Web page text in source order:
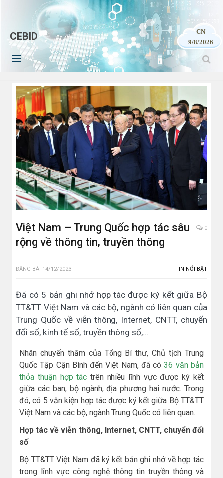
CEBID
CN
9/8/2026
Việt Nam – Trung Quốc hợp tác sâu
rộng về thông tin, truyền thông
0
ĐĂNG BÀI 14/12/2023 TIN NỔI BẬT
Đã có 5 bản ghi nhớ hợp tác được ký kết giữa Bộ
TT&TT Việt Nam và các bộ, ngành có liên quan của
Trung Quốc về viễn thông, Internet, CNTT, chuyển
đổi số, kinh tế số, truyền thông số,…
Nhân chuyến thăm của Tổng Bí thư, Chủ tịch Trung
Quốc Tập Cận Bình đến Việt Nam, đã có36 văn bản
thỏa thuận hợp tác trên nhiều lĩnh vực được ký kết
giữa các ban, bộ ngành, địa phương hai nước. Trong
đó, có 5 văn kiện hợp tác được ký kết giữa Bộ TT&TT
Việt Nam và các bộ, ngành Trung Quốc có liên quan.
Hợp tác về viễn thông, Internet, CNTT, chuyển đổi
số
Bộ TT&TT Việt Nam đã ký kết bản ghi nhớ về hợp tác
trong lĩnh vực công nghệ thông tin truyền thông và